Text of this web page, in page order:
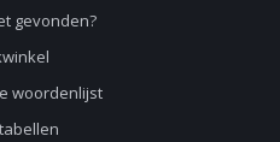
gevonden?
woordenlijst